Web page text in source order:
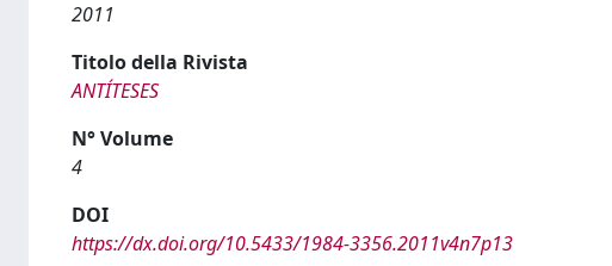
2011
Titolo della Rivista
ANTÍTESES
N° Volume
4
DOI
https://dx.doi.org/10.5433/1984-3356.2011v4n7p13